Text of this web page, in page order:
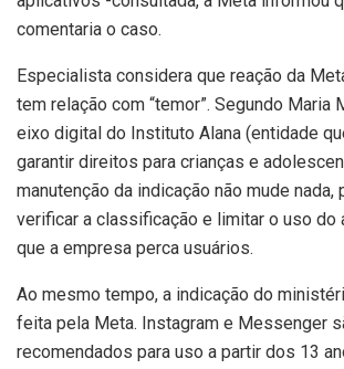
comentaria o caso.
Especialista considera que reação da
tem relação com “temor”. Segundo Maria
eixo digital do Instituto Alana (entidade
garantir direitos para crianças e
manutenção da indicação não mude nada,
verificar a classificação e limitar o uso do
que a empresa perca usuários.
Ao mesmo tempo, a indicação do
feita pela Meta. Instagram e Messenger
recomendados para uso a partir dos 13